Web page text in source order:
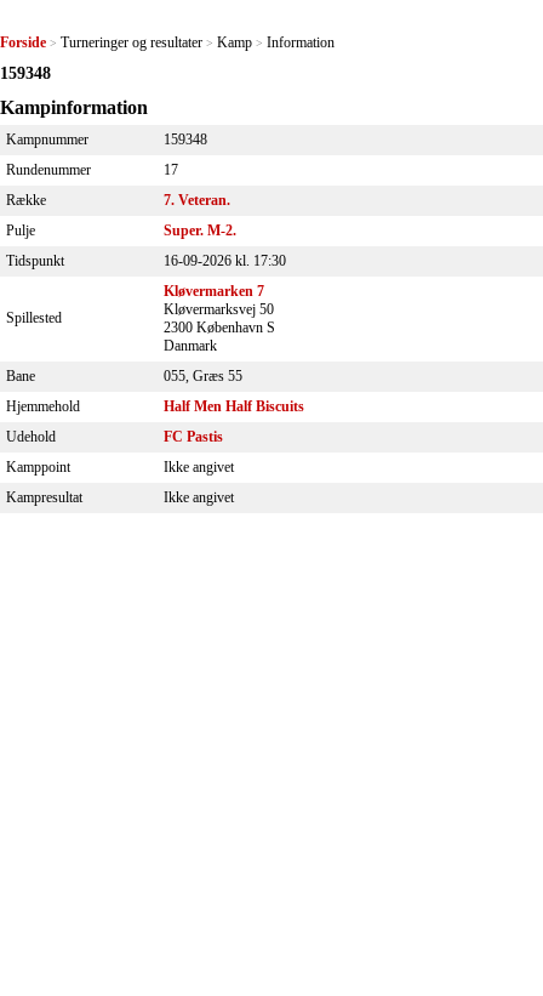
Forside > Turneringer og resultater > Kamp > Information
159348
Kampinformation
Kampnummer
159348
Rundenummer
17
Række
7. Veteran.
Pulje
Super. M-2.
Tidspunkt
16-09-2026 kl. 17:30
Spillested
Kløvermarken 7
Kløvermarksvej 50
2300 København S
Danmark
Bane
055, Græs 55
Hjemmehold
Half Men Half Biscuits
Udehold
FC Pastis
Kamppoint
Ikke angivet
Kampresultat
Ikke angivet